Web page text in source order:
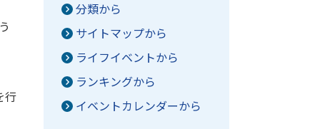
行
分類から
サイトマップから
ライフイベントから
ランキングから
イベントカレンダーから